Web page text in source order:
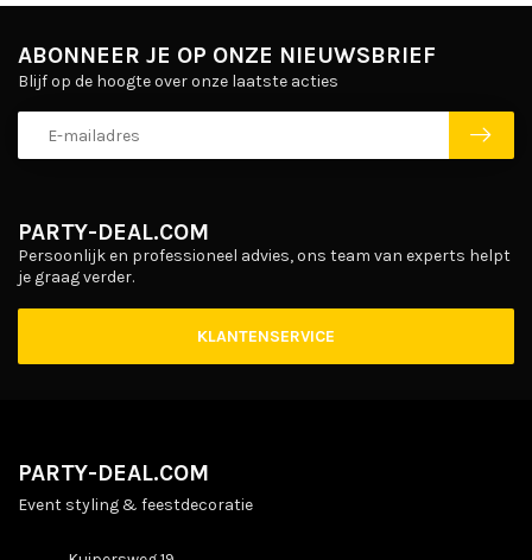
PARTY-DEAL.COM
Persoonlijk en professioneel advies, ons team van experts helpt
je graag verder.
KLANTENSERVICE
ABONNEER JE OP ONZE NIEUWSBRIEF
Blijf op de hoogte over onze laatste acties
PARTY-DEAL.COM
Event styling & feestdecoratie